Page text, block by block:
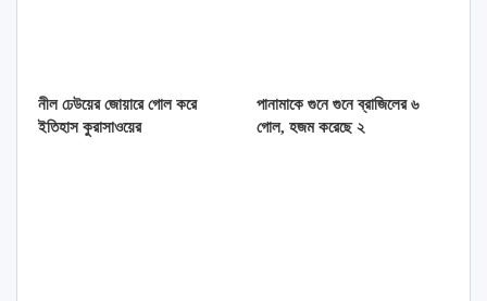
নীল ঢেউয়ের জোয়ারে গোল করে
ইতিহাস কুরাসাওয়ের
পানামাকে গুনে গুনে ব্রাজিলের ৬
গোল, হজম করেছে ২